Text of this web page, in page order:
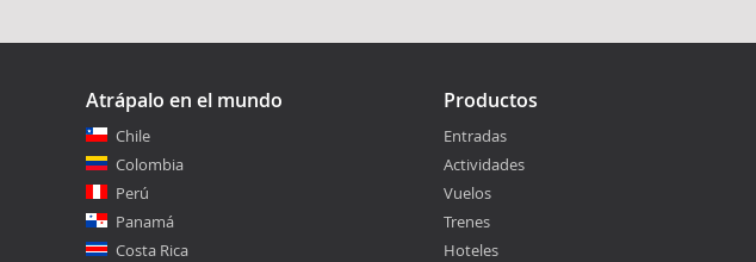
Atrápalo en el mundo
Chile
Colombia
Perú
Panamá
Costa Rica
Productos
Entradas
Actividades
Vuelos
Trenes
Hoteles